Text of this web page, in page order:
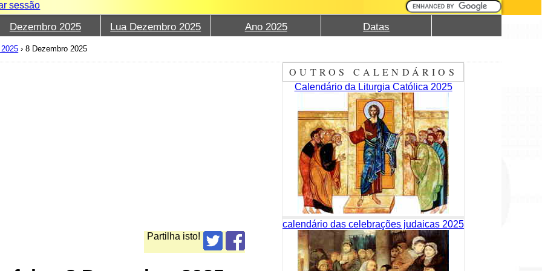
sessão
Dezembro 2025 Lua Dezembro 2025 Ano 2025 Datas
›8 Dezembro 2025
Partilha isto!
OUTROS CALENDÁRIOS
Calendário da Liturgia Católica 2025
calendário das celebrações judaicas 2025